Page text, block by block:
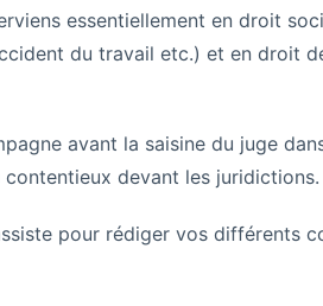
essentiellement en droit
du travail etc.) et en droit
avant la saisine du juge
devant les juridictions.
pour rédiger vos différents